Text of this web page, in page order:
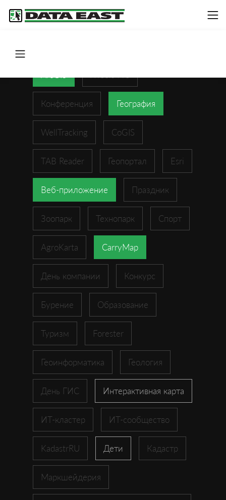
Конференция География
WellTracking CoGIS
TAB Reader Геопортал Esri
Веб-приложение Праздник
Зоопарк Технопарк Спорт
AgroKarta CarryMap
День компании Конкурс
Бурение Образование
Туризм Forester
Геоинформатика Геология
День ГИС Интерактивная карта
ИТ-кластер ИТ-сообщество
KadastrRU Дети Кадастр
Маркшейдерия